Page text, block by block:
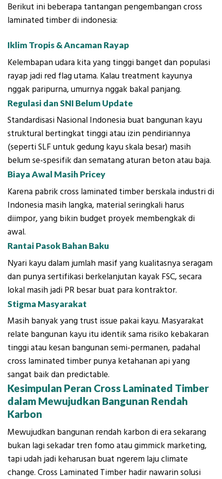
Berikut ini beberapa tantangan pengembangan cross
laminated timber di indonesia:
Iklim Tropis & Ancaman Rayap
Kelembapan udara kita yang tinggi banget dan populasi
rayap jadi red flag utama. Kalau treatment kayunya
nggak paripurna, umurnya nggak bakal panjang.
Regulasi dan SNI Belum Update
Standardisasi Nasional Indonesia buat bangunan kayu
struktural bertingkat tinggi atau izin pendiriannya
(seperti SLF untuk gedung kayu skala besar) masih
belum se-spesifik dan sematang aturan beton atau baja.
Biaya Awal Masih Pricey
Karena pabrik cross laminated timber berskala industri di
Indonesia masih langka, material seringkali harus
diimpor, yang bikin budget proyek membengkak di
awal.
Rantai Pasok Bahan Baku
Nyari kayu dalam jumlah masif yang kualitasnya seragam
dan punya sertifikasi berkelanjutan kayak FSC, secara
lokal masih jadi PR besar buat para kontraktor.
Stigma Masyarakat
Masih banyak yang trust issue pakai kayu. Masyarakat
relate bangunan kayu itu identik sama risiko kebakaran
tinggi atau kesan bangunan semi-permanen, padahal
cross laminated timber punya ketahanan api yang
sangat baik dan predictable.
Kesimpulan Peran Cross Laminated Timber
dalam Mewujudkan Bangunan Rendah
Karbon
Mewujudkan bangunan rendah karbon di era sekarang
bukan lagi sekadar tren fomo atau gimmick marketing,
tapi udah jadi keharusan buat ngerem laju climate
change. Cross Laminated Timber hadir nawarin solusi